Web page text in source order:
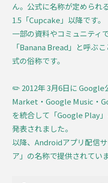
ん。公式に名称が定められ
1.5「Cupcake」以降です。
一部の資料やコミュニティ
「Banana Bread」と呼ぶ
式の俗称です。
✏️ 2012年 3月6日に Google
Market・Google Music・
を統合して「Google Play
発表されました。
以降、Androidアプリ配信
ア」の名称で提供されていま